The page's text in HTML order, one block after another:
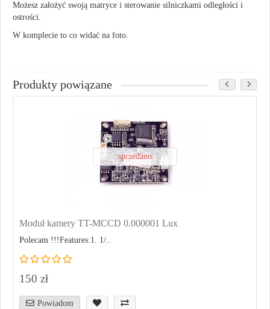
Możesz założyć swoją matryce i sterowanie silniczkami odległości i
ostrości.
W komplecie to co widać na foto.
Produkty powiązane
sprzedano
Moduł kamery TT-MCCD 0.000001 Lux
Polecam !!!Features:1. 1/..
150 zł
Powiadom